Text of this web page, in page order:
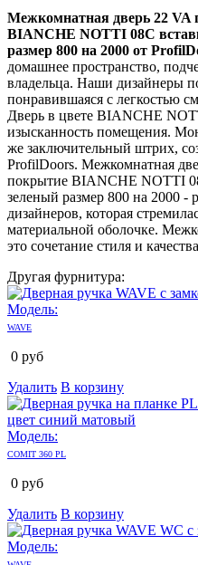
Межкомнатная дверь 22 VA
BIANCHE NOTTI 08C
размер 800 на 2000 от
домашнее пространство,
владельца. Наши дизайнеры
понравившаяся с легкостью
Дверь в цвете BIANCHE
изысканность помещения.
же заключительный штрих,
ProfilDoors. Межкомнатная
покрытие BIANCHE NOTTI
зеленый размер 800 на 2000 -
дизайнеров, которая
материальной оболочке.
это сочетание стиля и
Другая фурнитура:
Модель:
WAVE
0 руб
Удалить В корзину
Модель:
COMIT 360 PL
0 руб
Удалить В корзину
Модель: